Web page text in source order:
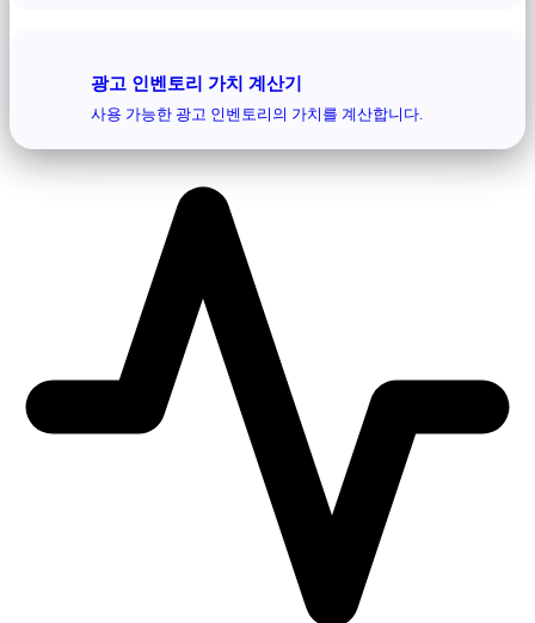
광고 인벤토리 가치 계산기
사용 가능한 광고 인벤토리의 가치를 계산합니다.